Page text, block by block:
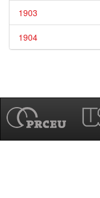
1903
1904